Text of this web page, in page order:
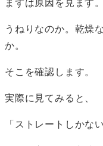
まずは原因を見ます
うねりなのか。乾燥
か。
そこを確認します。
実際に見てみると、
「ストレートしかな